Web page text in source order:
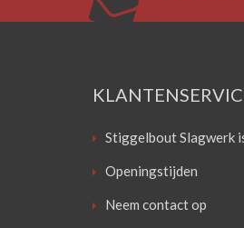
Stiggelbout Slagwerk
Openingstijden
Neem contact op